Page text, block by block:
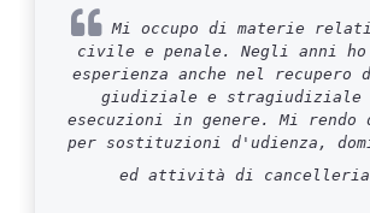
Mi occupo di materie
civile e penale. Negli anni
esperienza anche nel recupero
giudiziale e stragiudiziale
esecuzioni in genere. Mi rendo
per sostituzioni d'udienza,
ed attività di